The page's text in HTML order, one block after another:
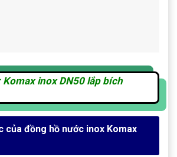
Komax inox DN50 lắp bích
của đồng hồ nước inox Komax